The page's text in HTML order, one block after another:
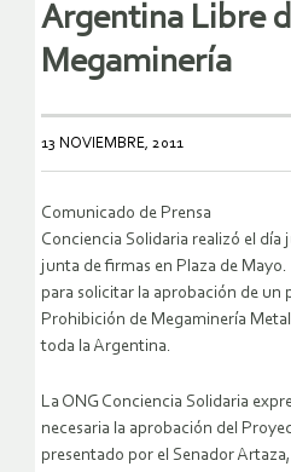
Argentina Libre
Megaminería
13 NOVIEMBRE, 2011
Comunicado de Prensa
Conciencia Solidaria realizó el día
junta de firmas en Plaza de
para solicitar la aprobación de un
Prohibición de Megaminería
toda la Argentina.
La ONG Conciencia Solidaria
necesaria la aprobación del
presentado por el Senador